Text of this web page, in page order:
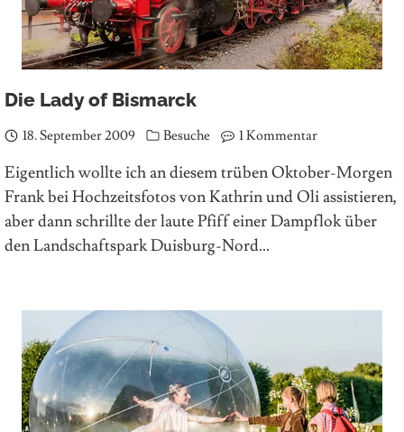
Die Lady of Bismarck
18. September 2009 Besuche 1 Kommentar
Eigentlich wollte ich an diesem trüben Oktober-Morgen
Frank bei Hochzeitsfotos von Kathrin und Oli assistieren,
aber dann schrillte der laute Pfiff einer Dampflok über
den Landschaftspark Duisburg-Nord…